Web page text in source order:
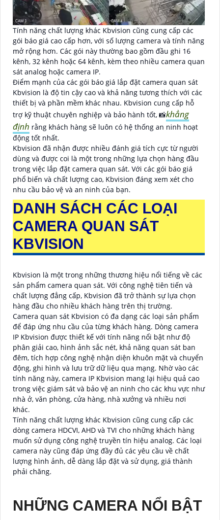
Tính năng chất lượng khác Kbvision cũng cung cấp các
gói báo giá cao cấp hơn, với số lượng camera và tính năng
mở rộng hơn. Các gói này thường bao gồm đầu ghi 16
kênh, 32 kênh hoặc 64 kênh, kèm theo nhiều camera quan
sát analog hoặc camera IP.
Điểm mạnh của các gói báo giá lắp đặt camera quan sát
Kbvision là độ tin cậy cao và khả năng tương thích với các
thiết bị và phần mềm khác nhau. Kbvision cung cấp hỗ
trợ kỹ thuật chuyên nghiệp và bảo hành tốt, 📸khẳng
định rằng khách hàng sẽ luôn có hệ thống an ninh hoạt
động tốt nhất.
Kbvision đã nhận được nhiều đánh giá tích cực từ người
dùng và được coi là một trong những lựa chọn hàng đầu
trong việc lắp đặt camera quan sát. Với các gói báo giá
phổ biến và chất lượng cao, Kbvision đáng xem xét cho
nhu cầu bảo vệ và an ninh của bạn.
DANH SÁCH CÁC LOẠI
CAMERA QUAN SÁT
KBVISION
Kbvision là một trong những thương hiệu nổi tiếng về các
sản phẩm camera quan sát. Với công nghệ tiên tiến và
chất lượng đẳng cấp, Kbvision đã trở thành sự lựa chọn
hàng đầu cho nhiều khách hàng trên thị trường.
Camera quan sát Kbvision có đa dạng các loại sản phẩm
để đáp ứng nhu cầu của từng khách hàng. Dòng camera
IP Kbvision được thiết kế với tính năng nổi bật như độ
phân giải cao, hình ảnh sắc nét, khả năng quan sát ban
đêm, tích hợp công nghệ nhận diện khuôn mặt và chuyển
động, ghi hình và lưu trữ dữ liệu qua mạng. Nhờ vào các
tính năng này, camera IP Kbvision mang lại hiệu quả cao
trong việc giám sát và bảo vệ an ninh cho các khu vực như
nhà ở, văn phòng, cửa hàng, nhà xưởng và nhiều nơi
khác.
Tính năng chất lượng khác Kbvision cũng cung cấp các
dòng camera HDCVI, AHD và TVI cho những khách hàng
muốn sử dụng công nghệ truyền tín hiệu analog. Các loại
camera này cũng đáp ứng đầy đủ các yêu cầu về chất
lượng hình ảnh, dễ dàng lắp đặt và sử dụng, giá thành
phải chăng.
NHỮNG CAMERA NỔI BẬT